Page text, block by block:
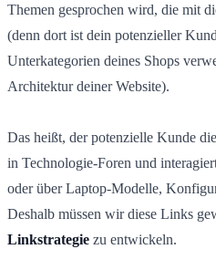
Themen gesprochen wird, die mit
(denn dort ist dein potenzieller
Unterkategorien deines Shops
Architektur deiner Website).
Das heißt, der potenzielle Kunde
in Technologie-Foren und
oder über Laptop-Modelle,
Deshalb müssen wir diese Links
Linkstrategie zu entwickeln.